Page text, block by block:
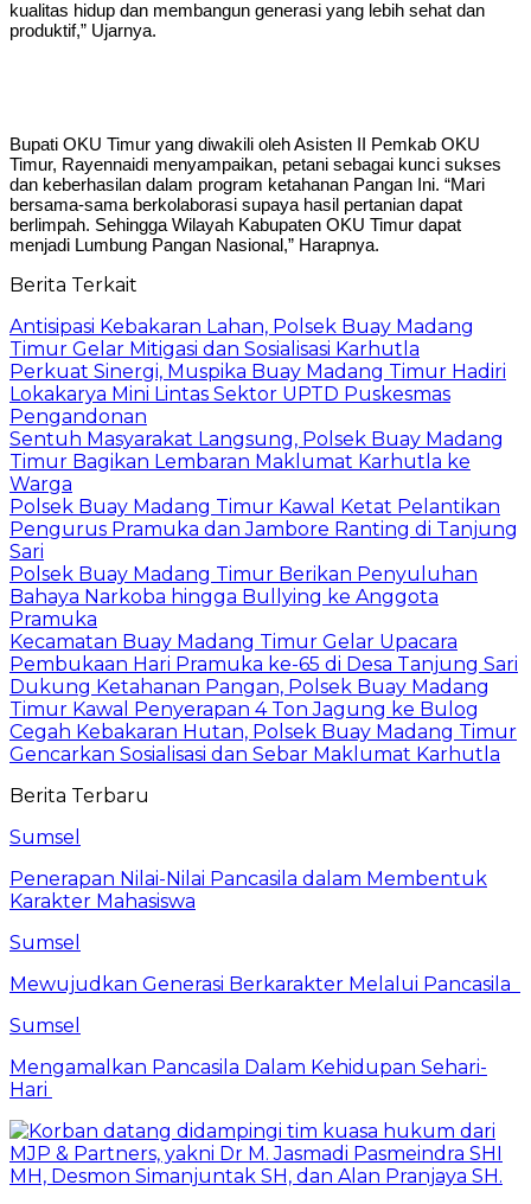
kualitas hidup dan membangun generasi yang lebih sehat dan
produktif,” Ujarnya.
Bupati OKU Timur yang diwakili oleh Asisten II Pemkab OKU
Timur, Rayennaidi menyampaikan, petani sebagai kunci sukses
dan keberhasilan dalam program ketahanan Pangan Ini. “Mari
bersama-sama berkolaborasi supaya hasil pertanian dapat
berlimpah. Sehingga Wilayah Kabupaten OKU Timur dapat
menjadi Lumbung Pangan Nasional,” Harapnya.
Berita Terkait
Antisipasi Kebakaran Lahan, Polsek Buay Madang
Timur Gelar Mitigasi dan Sosialisasi Karhutla
Perkuat Sinergi, Muspika Buay Madang Timur Hadiri
Lokakarya Mini Lintas Sektor UPTD Puskesmas
Pengandonan
Sentuh Masyarakat Langsung, Polsek Buay Madang
Timur Bagikan Lembaran Maklumat Karhutla ke
Warga
Polsek Buay Madang Timur Kawal Ketat Pelantikan
Pengurus Pramuka dan Jambore Ranting di Tanjung
Sari
Polsek Buay Madang Timur Berikan Penyuluhan
Bahaya Narkoba hingga Bullying ke Anggota
Pramuka
Kecamatan Buay Madang Timur Gelar Upacara
Pembukaan Hari Pramuka ke-65 di Desa Tanjung Sari
Dukung Ketahanan Pangan, Polsek Buay Madang
Timur Kawal Penyerapan 4 Ton Jagung ke Bulog
Cegah Kebakaran Hutan, Polsek Buay Madang Timur
Gencarkan Sosialisasi dan Sebar Maklumat Karhutla
Berita Terbaru
Sumsel
Penerapan Nilai-Nilai Pancasila dalam Membentuk
Karakter Mahasiswa
Sumsel
Mewujudkan Generasi Berkarakter Melalui Pancasila
Sumsel
Mengamalkan Pancasila Dalam Kehidupan Sehari-
Hari